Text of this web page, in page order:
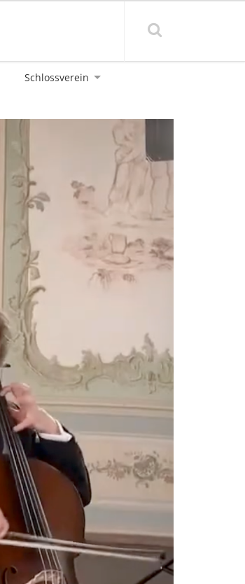
Schlossverein